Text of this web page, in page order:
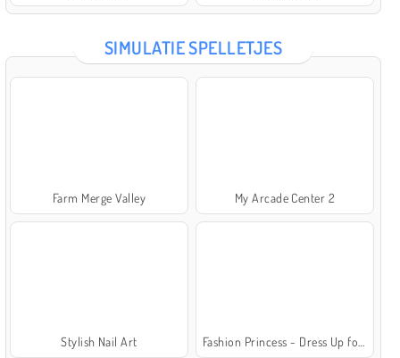
SIMULATIE SPELLETJES
Farm Merge Valley My Arcade Center 2
Stylish Nail Art